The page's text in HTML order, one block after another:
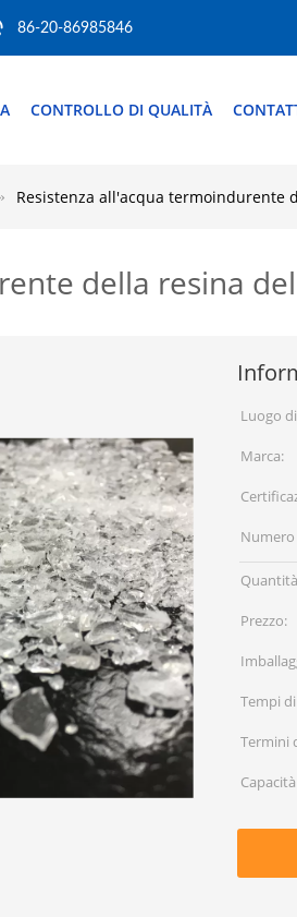
86-20-86985846
CONTROLLO DI QUALITÀ
Resistenza all'acqua termoindurente
della resina
Luogo
Marca:
Prezzo:
Tempi
Termini